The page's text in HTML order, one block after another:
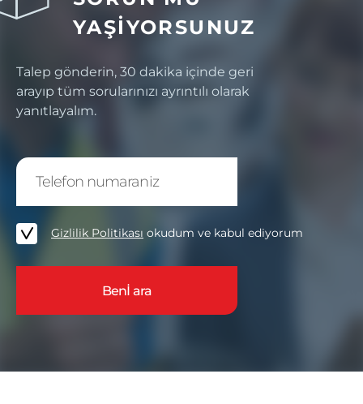
YAŞIYORSUNUZ
Talep gönderin, 30 dakika içinde geri
arayıp tüm sorularınızı ayrıntılı olarak
yanıtlayalım.
Gizlilik Politikası okudum ve kabul ediyorum